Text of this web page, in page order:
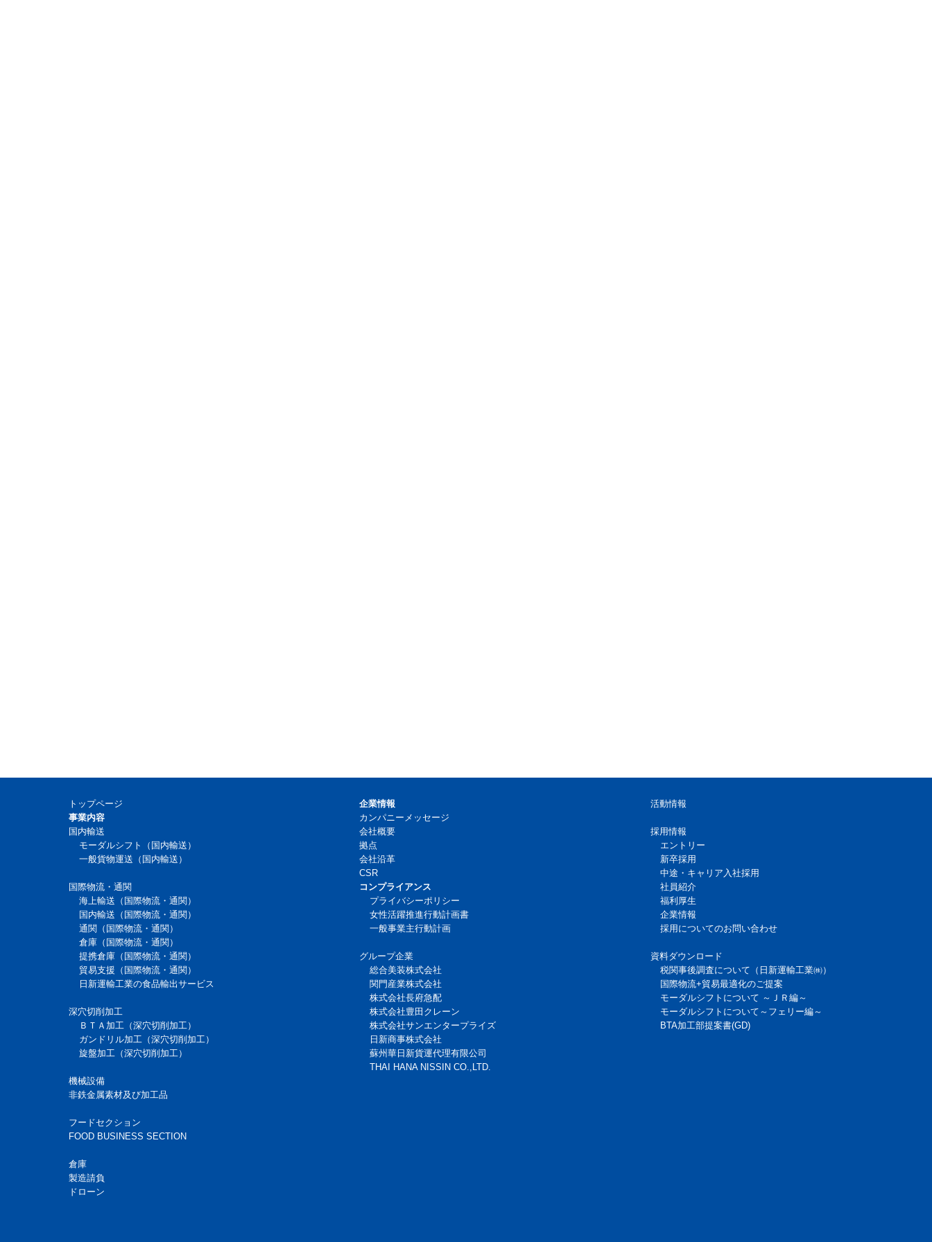
トップページ
事業内容
国内輸送
モーダルシフト（国内輸送）
一般貨物運送（国内輸送）
国際物流・通関
海上輸送（国際物流・通関）
国内輸送（国際物流・通関）
通関（国際物流・通関）
倉庫（国際物流・通関）
提携倉庫（国際物流・通関）
貿易支援（国際物流・通関）
日新運輸工業の食品輸出サービス
深穴切削加工
ＢＴＡ加工（深穴切削加工）
ガンドリル加工（深穴切削加工）
旋盤加工（深穴切削加工）
機械設備
非鉄金属素材及び加工品
フードセクション
FOOD BUSINESS SECTION
倉庫
製造請負
ドローン
企業情報
カンパニーメッセージ
会社概要
拠点
会社沿革
CSR
コンプライアンス
プライバシーポリシー
女性活躍推進行動計画書
一般事業主行動計画
グループ企業
総合美装株式会社
関門産業株式会社
株式会社長府急配
株式会社豊田クレーン
株式会社サンエンタープライズ
日新商事株式会社
蘇州華日新貨運代理有限公司
THAI HANA NISSIN CO.,LTD.
活動情報
採用情報
エントリー
新卒採用
中途・キャリア入社採用
社員紹介
福利厚生
企業情報
採用についてのお問い合わせ
資料ダウンロード
税関事後調査について（日新運輸工業㈱）
国際物流+貿易最適化のご提案
モーダルシフトについて ～ＪＲ編～
モーダルシフトについて～フェリー編～
BTA加工部提案書(GD)